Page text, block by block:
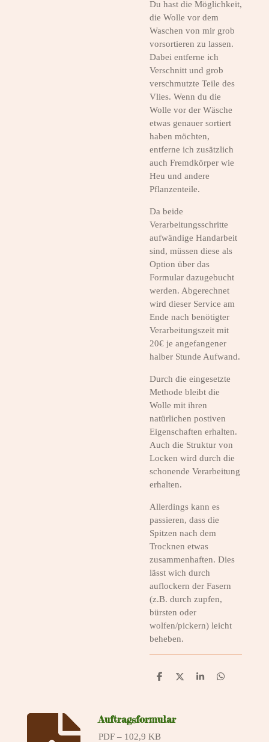
Du hast die Möglichkeit,
die Wolle vor dem
Waschen von mir grob
vorsortieren zu lassen.
Dabei entferne ich
Verschnitt und grob
verschmutzte Teile des
Vlies. Wenn du die
Wolle vor der Wäsche
etwas genauer sortiert
haben möchten,
entferne ich zusätzlich
auch Fremdkörper wie
Heu und andere
Pflanzenteile.
Da beide
Verarbeitungsschritte
aufwändige Handarbeit
sind, müssen diese als
Option über das
Formular dazugebucht
werden. Abgerechnet
wird dieser Service am
Ende nach benötigter
Verarbeitungszeit mit
20€ je angefangener
halber Stunde Aufwand.
Durch die eingesetzte
Methode bleibt die
Wolle mit ihren
natürlichen postiven
Eigenschaften erhalten.
Auch die Struktur von
Locken wird durch die
schonende Verarbeitung
erhalten.
Allerdings kann es
passieren, dass die
Spitzen nach dem
Trocknen etwas
zusammenhaften. Dies
lässt wich durch
auflockern der Fasern
(z.B. durch zupfen,
bürsten oder
wolfen/pickern) leicht
beheben.
T
e
n
T
T
T
Auftragsformular
PDF – 102,9 KB